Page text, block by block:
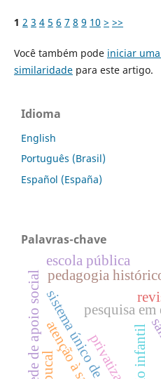
1 2 3 4 5 6 7 8 9 10 > >>
Você também pode iniciar
similaridadepara este artigo.
Idioma
English
Português (Brasil)
Español (España)
Palavras-chave
pesquisa
sistema único de saúde;
pedagogia
escola pública
rede de apoio social